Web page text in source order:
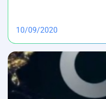
10/09/2020